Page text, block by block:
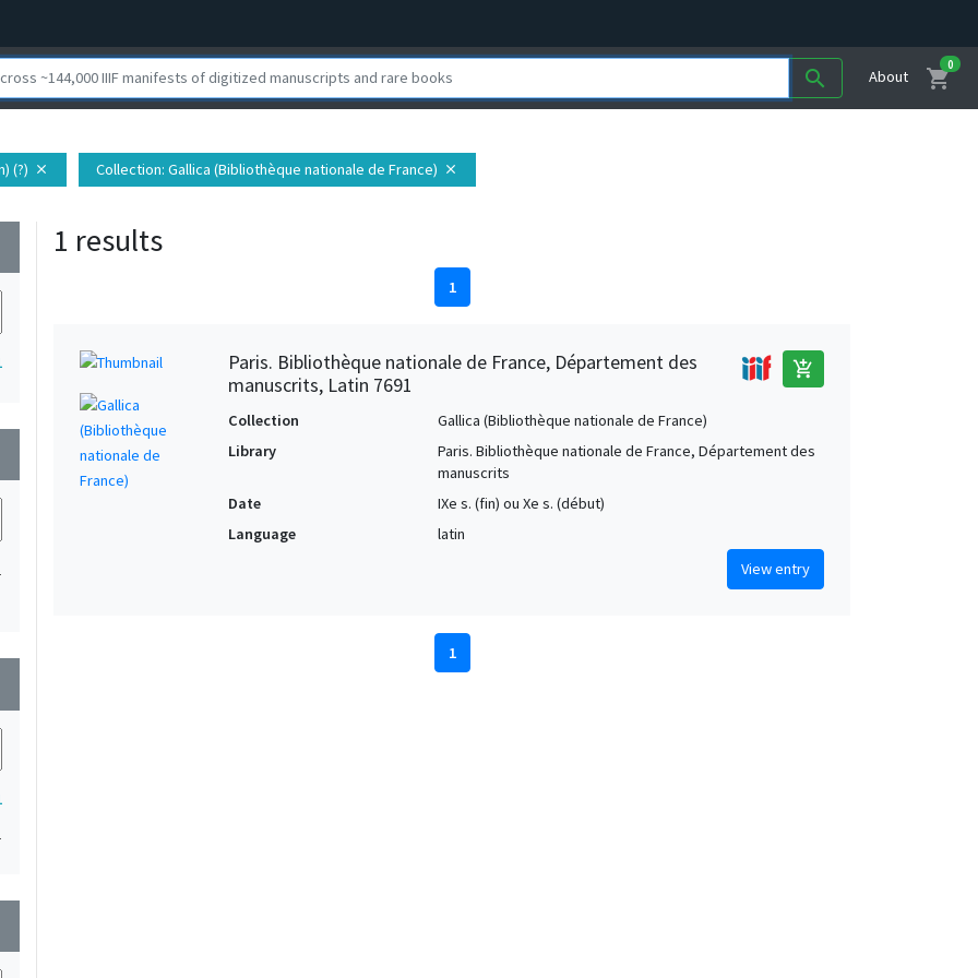
search About shopping_cart
0
(?) close Collection: Gallica (Bibliothèque nationale de France) close
1 results
1
Paris. Bibliothèque nationale de France, Département des
manuscrits, Latin 7691
add_shopping_cart
Collection
Gallica (Bibliothèque nationale de France)
Library
Paris. Bibliothèque nationale de France, Département des
manuscrits
Date
IXe s. (fin) ou Xe s. (début)
Language
latin
View entry
1